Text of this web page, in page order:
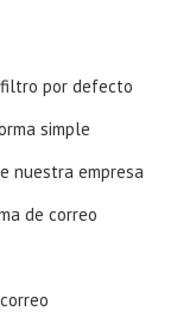
por defecto
simple
nuestra empresa
de correo